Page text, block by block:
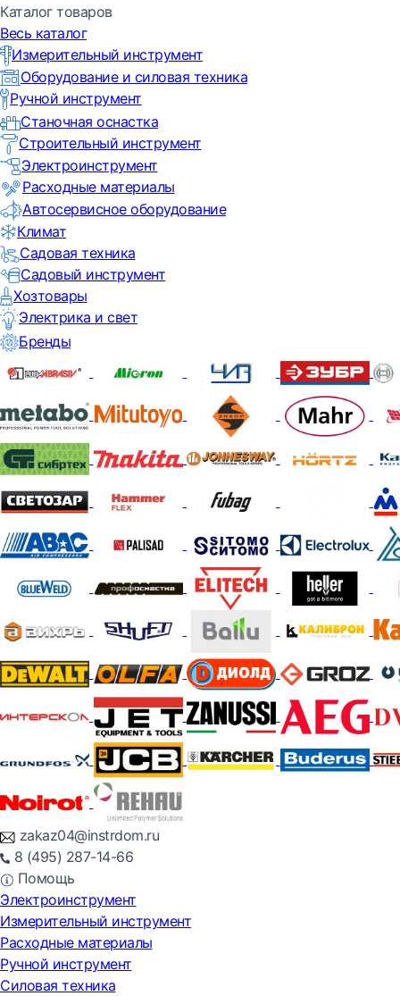
Каталог товаров
Весь каталог
Измерительный инструмент
Оборудование и силовая техника
Ручной инструмент
Станочная оснастка
Строительный инструмент
Электроинструмент
Расходные материалы
Автосервисное оборудование
Климат
Садовая техника
Садовый инструмент
Хозтовары
Электрика и свет
Бренды
zakaz04@instrdom.ru
8 (495) 287-14-66
Помощь
Электроинструмент
Измерительный инструмент
Расходные материалы
Ручной инструмент
Силовая техника